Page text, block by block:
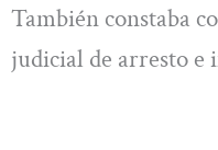
También constaba
judicial de arresto e